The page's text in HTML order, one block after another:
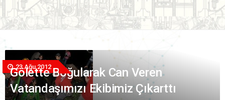
23 Ağu 2012
Gölette Boğularak Can Veren
Vatandaşımızı Ekibimiz Çıkarttı